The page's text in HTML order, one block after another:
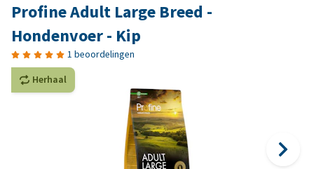
Profine Adult Large Breed -
Hondenvoer - Kip
1 beoordelingen
Herhaal